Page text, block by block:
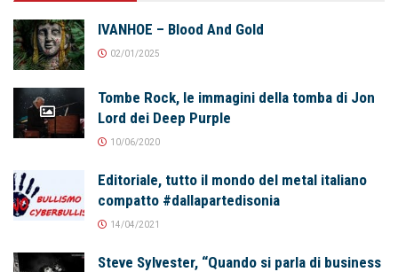
IVANHOE – Blood And Gold
02/01/2025
Tombe Rock, le immagini della tomba di Jon
Lord dei Deep Purple
10/06/2020
Editoriale, tutto il mondo del metal italiano
compatto #dallapartedisonia
14/04/2021
Steve Sylvester, “Quando si parla di business